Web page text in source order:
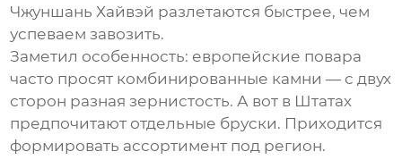
Чжуншань Хайвэй разлетаются быстрее, чем
успеваем завозить.
Заметил особенность: европейские повара
часто просят комбинированные камни — с двух
сторон разная зернистость. А вот в Штатах
предпочитают отдельные бруски. Приходится
формировать ассортимент под регион.